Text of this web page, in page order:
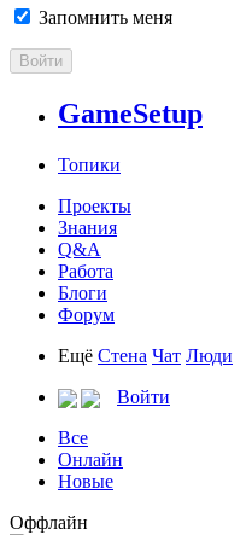
Запомнить меня
Войти
GameSetup
Топики
Проекты
Знания
Q&A
Работа
Блоги
Форум
Ещё Стена Чат Люди
Войти
Все
Онлайн
Новые
Оффлайн